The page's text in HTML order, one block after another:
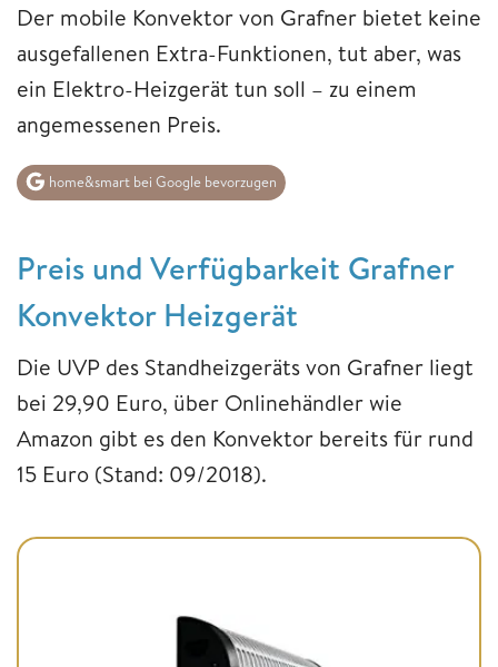
Der mobile Konvektor von Grafner bietet keine
ausgefallenen Extra-Funktionen, tut aber, was
ein Elektro-Heizgerät tun soll – zu einem
angemessenen Preis.
home&smart bei Google bevorzugen
Preis und Verfügbarkeit Grafner
Konvektor Heizgerät
Die UVP des Standheizgeräts von Grafner liegt
bei 29,90 Euro, über Onlinehändler wie
Amazon gibt es den Konvektor bereits für rund
15 Euro (Stand: 09/2018).